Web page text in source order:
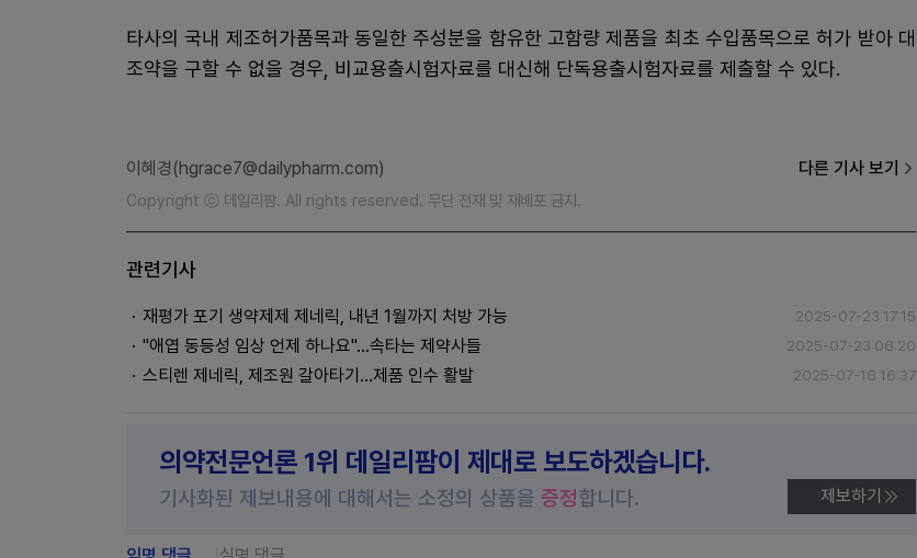
타사의 국내 제조허가품목과 동일한 주성분을 함유한 고함량 제품을 최초 수입품목으로 허가 받아 대
조약을 구할 수 없을 경우, 비교용출시험자료를 대신해 단독용출시험자료를 제출할 수 있다.
이혜경(hgrace7@dailypharm.com) 다른 기사 보기
Copyright ⓒ 데일리팜. All rights reserved. 무단 전재 및 재배포 금지.
관련기사
재평가 포기 생약제제 제네릭, 내년 1월까지 처방 가능 2025-07-23 17:15
"애엽 동등성 임상 언제 하나요"...속타는 제약사들 2025-07-23 06:20
스티렌 제네릭, 제조원 갈아타기...제품 인수 활발 2025-07-16 16:37
의약전문언론 1위 데일리팜이 제대로 보도하겠습니다.
기사화된 제보내용에 대해서는 소정의 상품을 증정합니다. 제보하기